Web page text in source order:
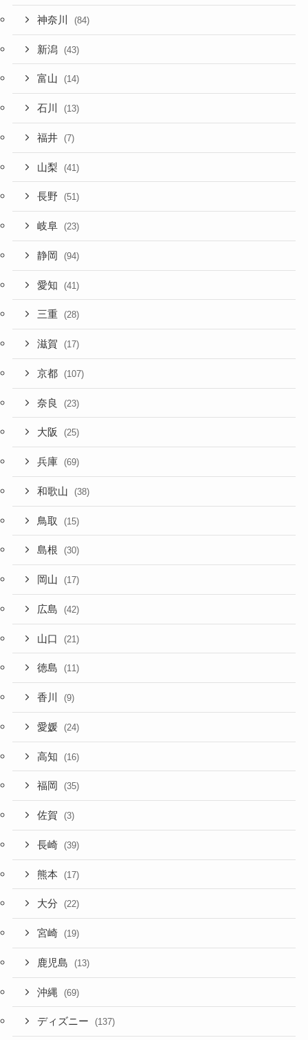
神奈川 (84)
新潟 (43)
富山 (14)
石川 (13)
福井 (7)
山梨 (41)
長野 (51)
岐阜 (23)
静岡 (94)
愛知 (41)
三重 (28)
滋賀 (17)
京都 (107)
奈良 (23)
大阪 (25)
兵庫 (69)
和歌山 (38)
鳥取 (15)
島根 (30)
岡山 (17)
広島 (42)
山口 (21)
徳島 (11)
香川 (9)
愛媛 (24)
高知 (16)
福岡 (35)
佐賀 (3)
長崎 (39)
熊本 (17)
大分 (22)
宮崎 (19)
鹿児島 (13)
沖縄 (69)
ディズニー (137)